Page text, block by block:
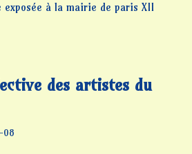
exposée à la mairie de paris XII
des artistes du
08